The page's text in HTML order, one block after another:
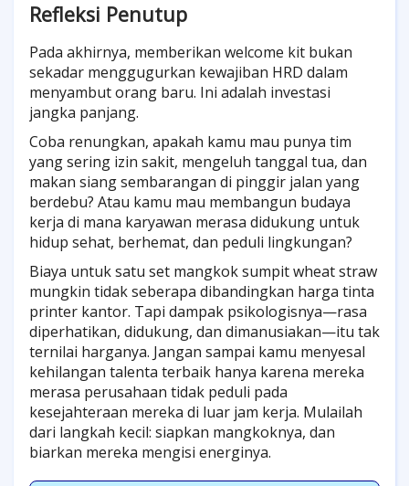
Refleksi Penutup
Pada akhirnya, memberikan welcome kit bukan
sekadar menggugurkan kewajiban HRD dalam
menyambut orang baru. Ini adalah investasi
jangka panjang.
Coba renungkan, apakah kamu mau punya tim
yang sering izin sakit, mengeluh tanggal tua, dan
makan siang sembarangan di pinggir jalan yang
berdebu? Atau kamu mau membangun budaya
kerja di mana karyawan merasa didukung untuk
hidup sehat, berhemat, dan peduli lingkungan?
Biaya untuk satu set mangkok sumpit wheat straw
mungkin tidak seberapa dibandingkan harga tinta
printer kantor. Tapi dampak psikologisnya—rasa
diperhatikan, didukung, dan dimanusiakan—itu tak
ternilai harganya. Jangan sampai kamu menyesal
kehilangan talenta terbaik hanya karena mereka
merasa perusahaan tidak peduli pada
kesejahteraan mereka di luar jam kerja. Mulailah
dari langkah kecil: siapkan mangkoknya, dan
biarkan mereka mengisi energinya.